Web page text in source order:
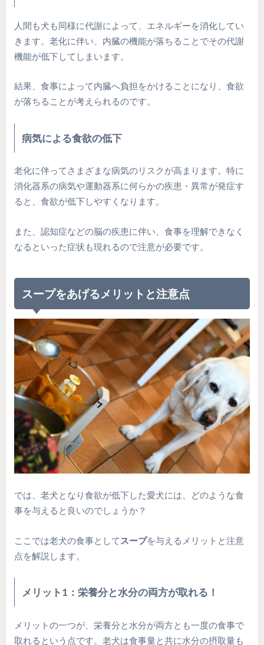
人間も犬も同様に代謝によって、エネルギーを消化してい
きます。老化に伴い、内臓の機能が落ちることでその代謝
機能が低下してしまいます。
結果、食事によって内臓へ負担をかけることになり、食欲
が落ちることが考えられるのです。
病気による食欲の低下
老化に伴ってさまざまな病気のリスクが高まります。特に
消化器系の病気や運動器系に何らかの疾患・異常が発症す
ると、食欲が低下しやすくなります。
また、認知症などの脳の疾患に伴い、食事を理解できなく
なるといった症状も現れるので注意が必要です。
スープをあげるメリットと注意点
では、老犬となり食欲が低下した愛犬には、どのような食
事を与えると良いのでしょうか？
ここでは老犬の食事として スープを与えるメリットと注意
点を解説します。
メリット1：栄養分と水分の両方が取れる！
メリットの一つが、栄養分と水分が両方とも一度の食事で
取れるという点です。老犬は食事量と共に水分の摂取量も